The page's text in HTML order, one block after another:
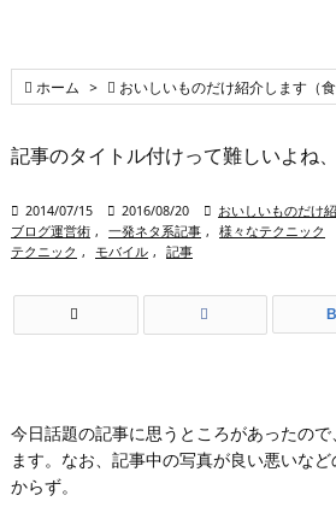
 ホーム >  おいしいものだけ紹介します（食
記事のタイトル付けって難しいよね
 2014/07/15  2016/08/20  おいしいものだけ
ブログ運営術 , 一発ネタ系記事 , 様々なテクニック
テクニック , モバイル , 記事
今日話題の記事に思うところがあったの
ます。なお、記事中の写真が良い悪いな
からず。